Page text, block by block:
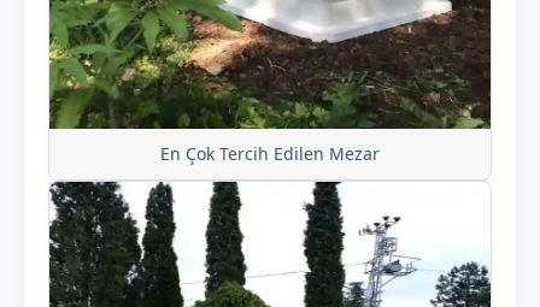
En Çok Tercih Edilen Mezar